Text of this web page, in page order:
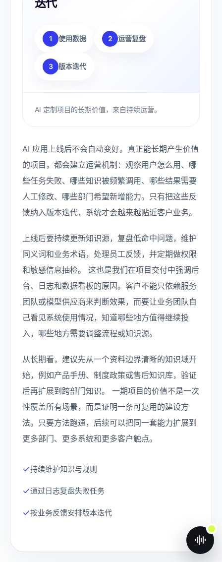
迭代
1 使用数据 2 运营复盘
3 版本迭代
AI 定制项目的长期价值，来自持续运营。
AI 应用上线后不会自动变好。真正能长期产生价值
的项目，都会建立运营机制：观察用户怎么用、哪
些任务失败、哪些知识被频繁调用、哪些结果需要
人工修改、哪些部门希望新增能力。只有把这些反
馈纳入版本迭代，系统才会越来越贴近客户业务。
上线后要持续更新知识源，复盘低命中问题，维护
同义词和业务术语，处理员工反馈，并定期做权限
和敏感信息抽检。 这也是我们在项目交付中强调后
台、日志和数据看板的原因。客户不能只依赖服务
团队或模型供应商来判断效果，而要让业务团队自
己看见系统使用情况，知道哪些地方值得继续投
入，哪些地方需要调整流程或知识源。
从长期看，建议先从一个资料边界清晰的知识域开
始，例如产品手册、制度政策或售后知识库，验证
后再扩展到跨部门知识。 一期项目的价值不是一次
性覆盖所有场景，而是证明一条可复用的建设方
法。只要方法跑通，后续可以把同一套能力扩展到
更多部门、更多系统和更多客户触点。
持续维护知识与规则
通过日志复盘失败任务
按业务反馈安排版本迭代